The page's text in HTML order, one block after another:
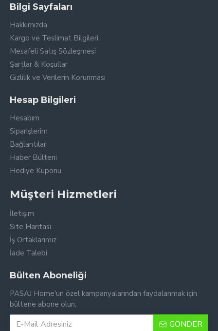
Bilgi Sayfaları
Hakkımızda
Kargo ve Teslimat Bilgileri
Mesafeli Satış Sözleşmesi
Şartlar & Koşullar
Gizlilik ve Verilerin Korunması
Hesap Bilgileri
Hesabım
Siparişlerim
Bağlantılar
Haber Bülteni
Hediye Kuponu
Müşteri Hizmetleri
İletişim
Site Haritası
İş Ortaklarımız
İade Talebi
Bülten Aboneliği
PASAJ Home'un özel kampanyalarından faydalanmak için
bültene abone olun.
GÖNDER